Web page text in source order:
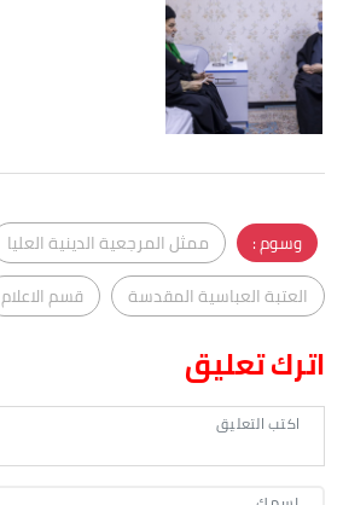
وسوم : ممثل المرجعية الدينية العليا
العتبة العباسية المقدسة
قسم الاعلام
اترك تعليق